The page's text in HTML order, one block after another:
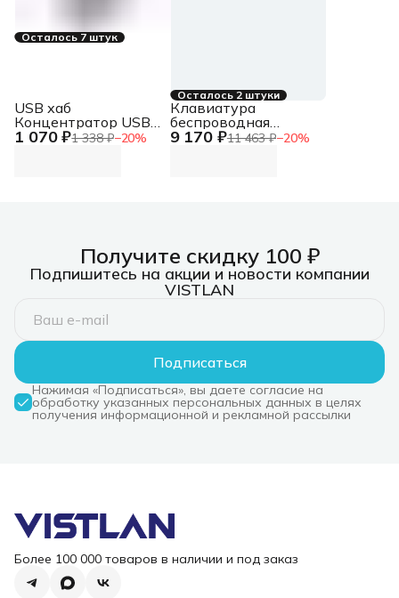
Осталось 7 штук
1 070 ₽1 338 ₽−20%
USB хаб
Концентратор USB
2.0, 4xUSB 2.0, без
Осталось 2 штуки
9 170 ₽11 463 ₽−20%
Клавиатура
беспроводная
Logitech Keys-To-Go
Получите скидку 100 ₽
Подпишитесь на акции и новости компании
VISTLAN
Подписаться
Нажимая «Подписаться», вы даете согласие на
обработку указанных персональных данных в целях
получения информационной и рекламной рассылки
Более 100 000 товаров в наличии и под заказ